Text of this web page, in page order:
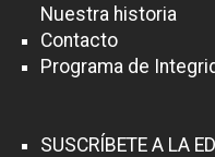
Nuestra historia
Contacto
Programa de
SUSCRÍBETE A LA